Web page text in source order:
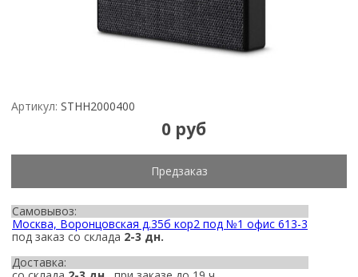
Артикул: STHH2000400
0 руб
Предзаказ
Самовывоз:
Москва, Воронцовская д.35б кор2 под №1 офис 613-3
под заказ со склада 2-3 дн.
Доставка: